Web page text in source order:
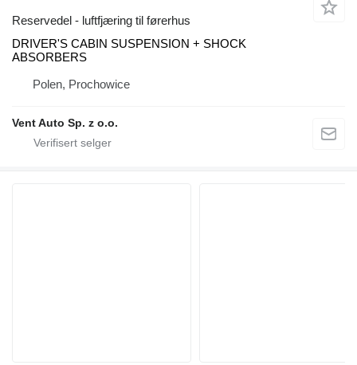
Reservedel - luftfjæring til førerhus
DRIVER'S CABIN SUSPENSION + SHOCK
ABSORBERS
Polen, Prochowice
Vent Auto Sp. z o.o.